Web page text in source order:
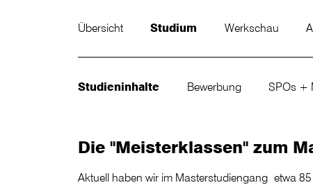
Übersicht Studium Werkschau
Studieninhalte Bewerbung SPOs +
Die "Meisterklassen" zum
Aktuell haben wir im Masterstudiengang etwa